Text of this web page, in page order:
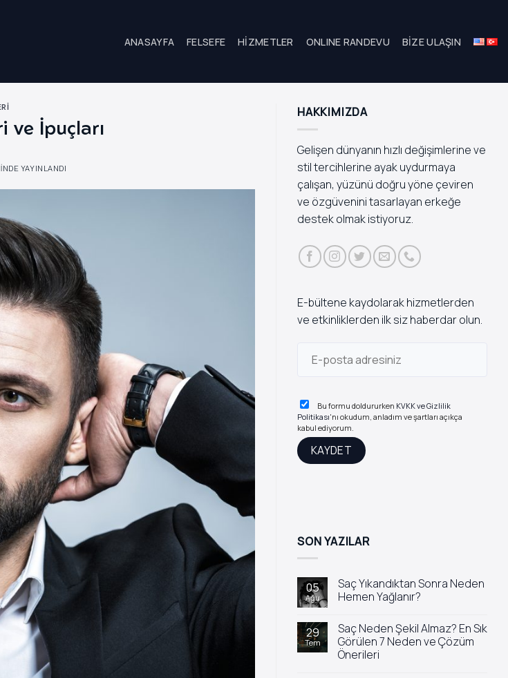
ANASAYFA FELSEFE HIZMETLER ONLINE RANDEVU BIZE ULAŞIN
ve İpuçları
YAYINLANDI
HAKKIMIZDA
Gelişen dünyanın hızlı değişimlerine ve
stil tercihlerine ayak uydurmaya
çalışan, yüzünü doğru yöne çeviren
ve özgüvenini tasarlayan erkeğe
destek olmak istiyoruz.
E-bültene kaydolarak hizmetlerden
ve etkinliklerden ilk siz haberdar olun.
Bu formu doldururken KVKK ve Gizlilik
Politikası'nı okudum, anladım ve şartları açıkça
kabul ediyorum.
SON YAZILAR
05
Ağu
Saç Yıkandıktan Sonra Neden
Hemen Yağlanır?
Saç
Yıkandıktan
Sonra
Neden
29
Tem
Saç Neden Şekil Almaz? En Sık
Görülen 7 Neden ve Çözüm
Önerileri